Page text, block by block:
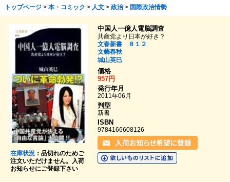
トップページ> 本・コミック > 人文> 政治> 国際政治情勢
在庫状況：品切れのためご
注文いただけません。入荷
お知らせにご登録下さい
中国人一億人電脳調査
共産党より日本が好き？
文春新書 ８１２
文藝春秋
城山英巳
価格
957円
発行年月
2011年06月
判型
新書
ISBN
9784166608126